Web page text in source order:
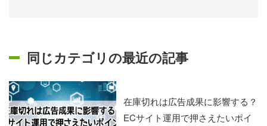
同じカテゴリの最近の記事
在庫切れは広告成果に影響する？
ECサイト運用で押さえたいポイ